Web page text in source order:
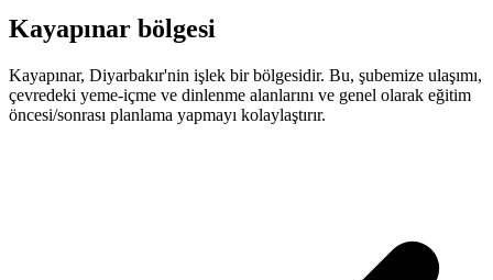
Kayapınar bölgesi
Kayapınar, Diyarbakır'nin işlek bir bölgesidir. Bu, şubemize ulaşımı,
çevredeki yeme-içme ve dinlenme alanlarını ve genel olarak eğitim
öncesi/sonrası planlama yapmayı kolaylaştırır.